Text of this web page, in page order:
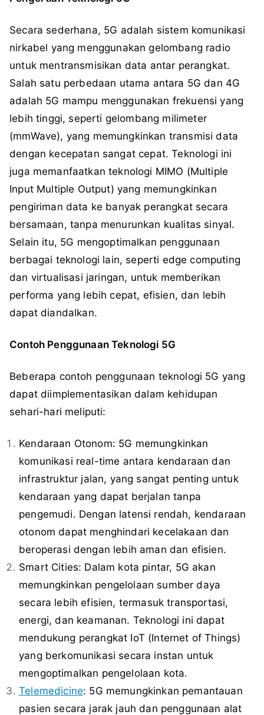
Secara sederhana, 5G adalah sistem komunikasi
nirkabel yang menggunakan gelombang radio
untuk mentransmisikan data antar perangkat.
Salah satu perbedaan utama antara 5G dan 4G
adalah 5G mampu menggunakan frekuensi yang
lebih tinggi, seperti gelombang milimeter
(mmWave), yang memungkinkan transmisi data
dengan kecepatan sangat cepat. Teknologi ini
juga memanfaatkan teknologi MIMO (Multiple
Input Multiple Output) yang memungkinkan
pengiriman data ke banyak perangkat secara
bersamaan, tanpa menurunkan kualitas sinyal.
Selain itu, 5G mengoptimalkan penggunaan
berbagai teknologi lain, seperti edge computing
dan virtualisasi jaringan, untuk memberikan
performa yang lebih cepat, efisien, dan lebih
dapat diandalkan.
Contoh Penggunaan Teknologi 5G
Beberapa contoh penggunaan teknologi 5G yang
dapat diimplementasikan dalam kehidupan
sehari-hari meliputi:
Kendaraan Otonom: 5G memungkinkan
komunikasi real-time antara kendaraan dan
infrastruktur jalan, yang sangat penting untuk
kendaraan yang dapat berjalan tanpa
pengemudi. Dengan latensi rendah, kendaraan
otonom dapat menghindari kecelakaan dan
beroperasi dengan lebih aman dan efisien.
Smart Cities: Dalam kota pintar, 5G akan
memungkinkan pengelolaan sumber daya
secara lebih efisien, termasuk transportasi,
energi, dan keamanan. Teknologi ini dapat
mendukung perangkat IoT (Internet of Things)
yang berkomunikasi secara instan untuk
mengoptimalkan pengelolaan kota.
Telemedicine: 5G memungkinkan pemantauan
pasien secara jarak jauh dan penggunaan alat